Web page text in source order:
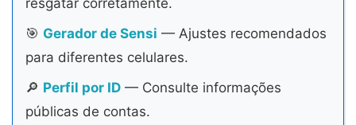
resgatar corretamente.
🎯 Gerador de Sensi — Ajustes recomendados
para diferentes celulares.
🔎 Perfil por ID — Consulte informações
públicas de contas.